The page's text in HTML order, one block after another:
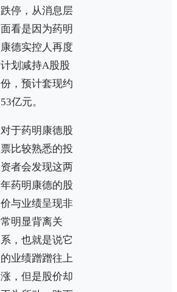
跌停，从消息层
面看是因为药明
康德实控人再度
计划减持A股股
份，预计套现约
53亿元。
对于药明康德股
票比较熟悉的投
资者会发现这两
年药明康德的股
价与业绩呈现非
常明显背离关
系，也就是说它
的业绩蹭蹭往上
涨，但是股价却